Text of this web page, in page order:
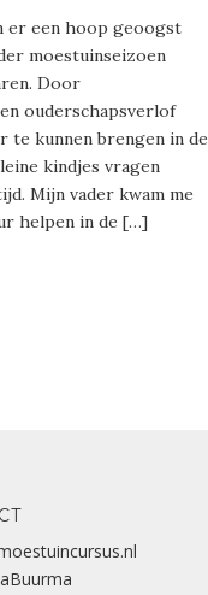
er een hoop geoogst
moestuinseizoen
Door
ouderschapsverlof
te kunnen brengen in de
kindjes vragen
Mijn vader kwam me
helpen in de […]